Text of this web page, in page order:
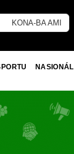
KONA-BA AMI
NASIONÁL